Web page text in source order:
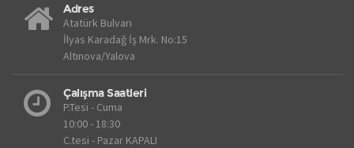
Adres
Atatürk Bulvarı
İlyas Karadağ İş Mrk. No:15
Altınova/Yalova
Çalışma Saatleri
P.Tesi - Cuma
10:00 - 18:30
C.tesi - Pazar KAPALI